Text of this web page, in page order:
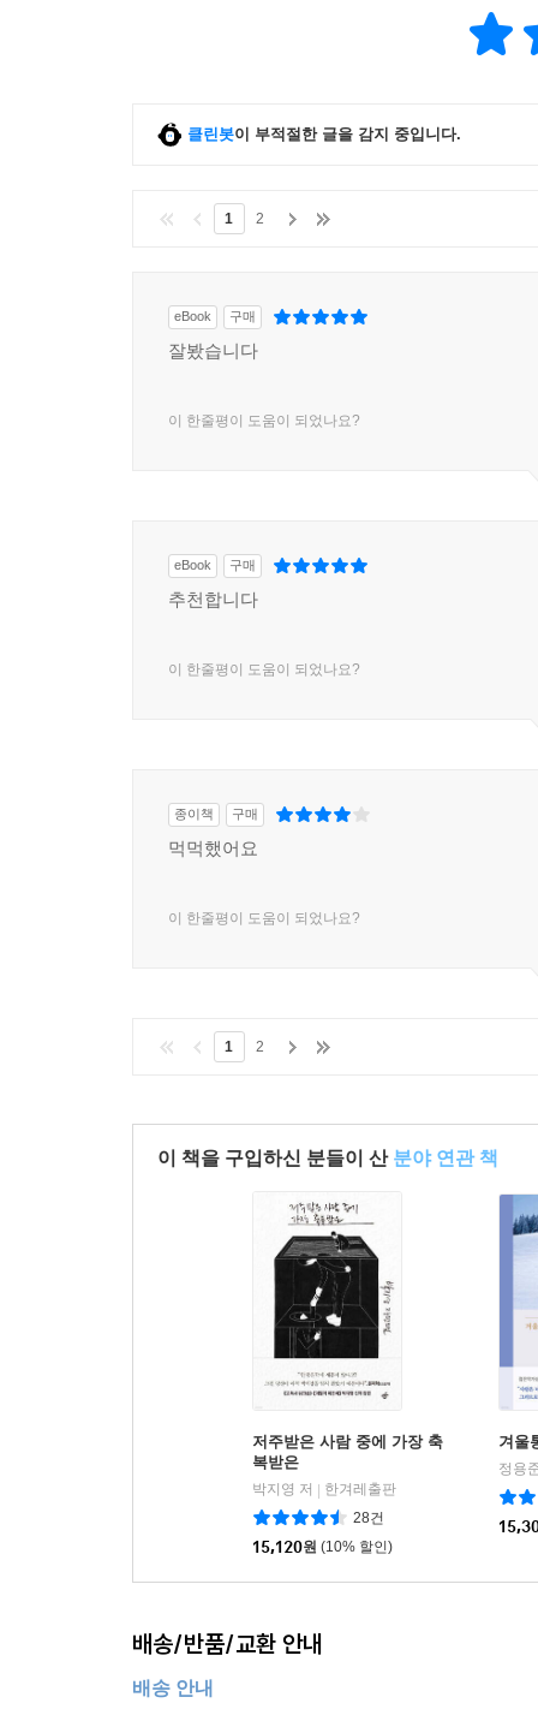
클린봇이 부적절한 글을 감지 중입니다.
1 2
eBook 구매
잘봤습니다
이 한줄평이 도움이 되었나요?
eBook 구매
추천합니다
이 한줄평이 도움이 되었나요?
종이책 구매
먹먹했어요
이 한줄평이 도움이 되었나요?
1 2
이 책을 구입하신 분들이 산 분야 연관 책
저주받은 사람 중에 가장 축
복받은
박지영 저
한겨레출판
28건
15,120원 (10% 할인)
겨울
정용
배송/반품/교환 안내
배송 안내